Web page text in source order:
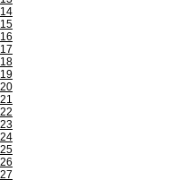
14
15
16
17
18
19
20
21
22
23
24
25
26
27